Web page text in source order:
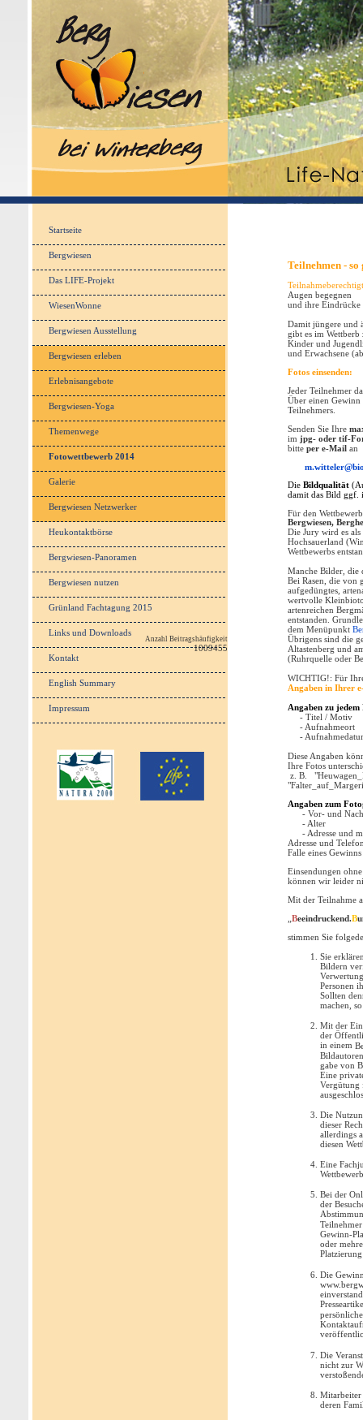
Startseite
Bergwiesen
Das LIFE-Projekt
WiesenWonne
Bergwiesen Ausstellung
Bergwiesen erleben
Erlebnisangebote
Bergwiesen-Yoga
Themenwege
Fotowettbewerb 2014
Galerie
Bergwiesen Netzwerker
Heukontaktbörse
Bergwiesen-Panoramen
Bergwiesen nutzen
Grünland Fachtagung 2015
Links und Downloads
Kontakt
English Summary
Impressum
Anzahl Beitragshäufigkeit
1009455
Teilnehmen - so
Teilnahmeberechtigt
Augen begegnen
und ihre Eindrücke
Damit jüngere und
gibt es im Wettberb
Kinder und
und Erwachsene
Fotos einsenden:
Jeder Teilnehmer
Über einen Gewinn
Teilnehmers.
Senden Sie Ihre
im jpg- oder tif-
bitte per e-Mail an
Die Bildqualität
damit das Bild ggf.
Für den
Bergwiesen,
Die Jury wird es
Hochsauerland
Wettbewerbs
Manche Bilder, die
Bei Rasen, die von
aufgedüngtes,
wertvolle
artenreichen
entstanden.
dem Menüpunkt
Übrigens sind die
Altastenberg und
(Ruhrquelle oder
WICHTIG!: Für
Angaben in Ihrer
Angaben zu
- Titel / Motiv
- Aufnahmeort
-
Diese Angaben
Ihre Fotos
z. B.
Angaben zum
- Vor- und
- Alter
- Adresse und
Adresse und
Falle eines
Einsendungen
können wir leider
Mit der Teilnahme
Beeindruckend.B
stimmen Sie
Sie
Bildern
Personen
Sollten
machen,
Mit der
der
in einem
gabe von
Eine
Vergütung
Die
dieser
allerdings
diesen
Eine
Bei der
der
Gewinn-
oder
Die
Die
nicht zur
Mitarbeiter
deren